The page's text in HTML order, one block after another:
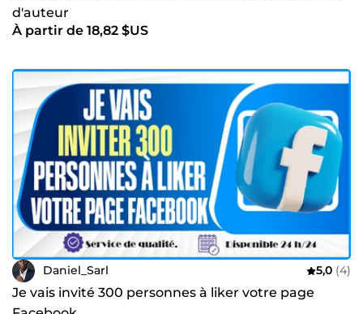
d'auteur
À partir de 18,82 $US
Daniel_Sarl 5,0 (4)
Je vais invité 300 personnes à liker votre page